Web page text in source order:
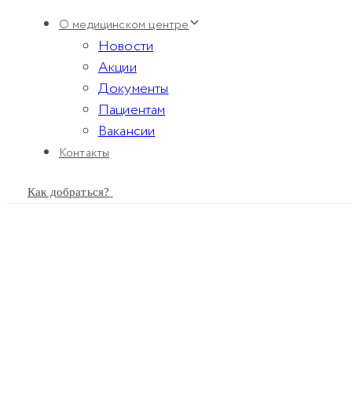
content
О медицинском центре
Новости
Акции
Документы
Пациентам
Вакансии
Контакты
Как добраться?